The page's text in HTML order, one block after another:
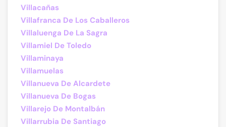
Villacañas
Villafranca De Los Caballeros
Villaluenga De La Sagra
Villamiel De Toledo
Villaminaya
Villamuelas
Villanueva De Alcardete
Villanueva De Bogas
Villarejo De Montalbán
Villarrubia De Santiago